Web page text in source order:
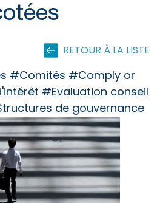
RETOUR À LA LISTE
#Comités #Comply or
#Evaluation conseil
de gouvernance